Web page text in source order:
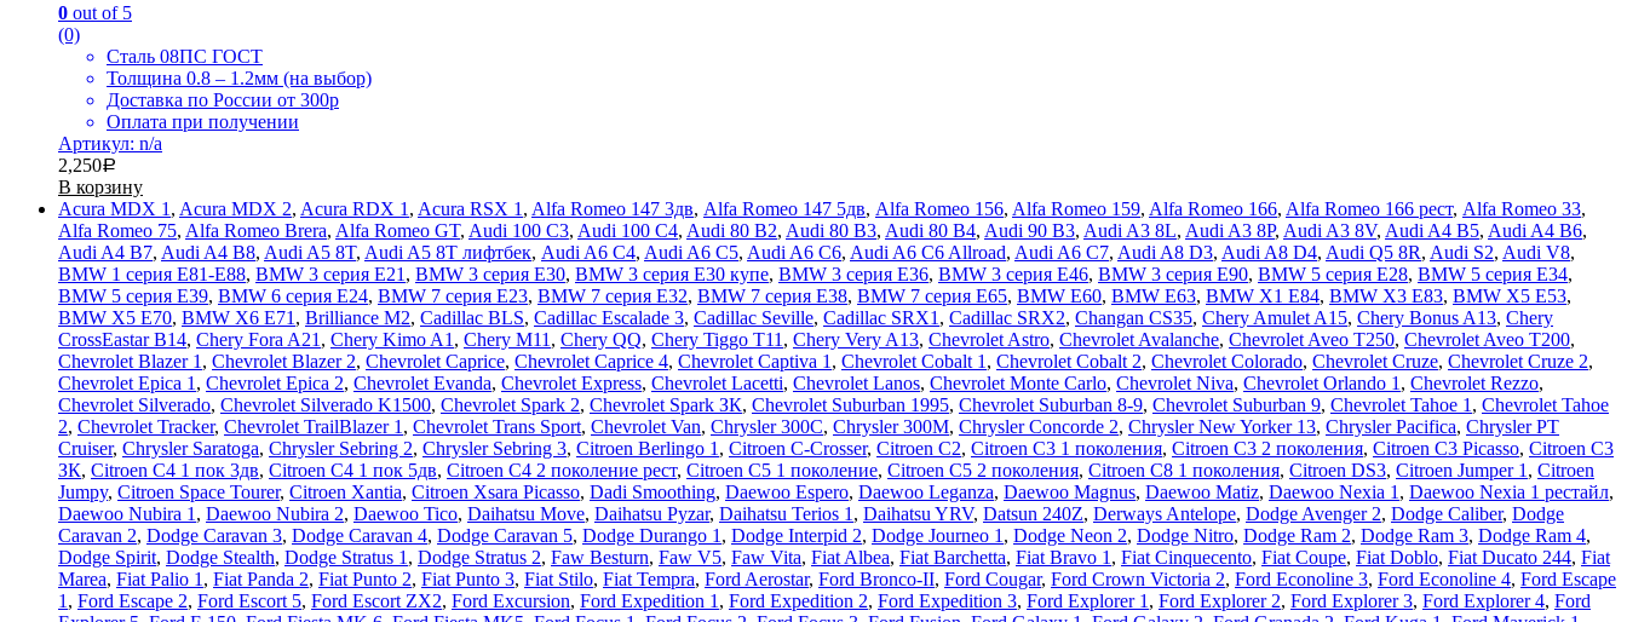
0 out of 5
(0)
Сталь 08ПС ГОСТ
Толщина 0.8 – 1.2мм (на выбор)
Доставка по России от 300р
Оплата при получении
Артикул: n/a
2,250Р
В корзину
Acura MDX 1 , Acura MDX 2, Acura RDX 1 , Acura RSX 1 , Alfa Romeo 147 3дв, Alfa Romeo 147 5дв, Alfa Romeo 156, Alfa Romeo 159, Alfa Romeo 166, Alfa Romeo 166 рест, Alfa Romeo 33,
Alfa Romeo 75, Alfa Romeo Brera, Alfa Romeo GT, Audi 100 C3, Audi 100 C4, Audi 80 B2, Audi 80 B3, Audi 80 B4, Audi 90 B3, Audi A3 8L, Audi A3 8P, Audi A3 8V, Audi A4 B5, Audi A4 B6,
Audi A4 B7, Audi A4 B8, Audi A5 8T, Audi A5 8T лифтбек, Audi A6 C4, Audi A6 C5, Audi A6 C6, Audi A6 C6 Allroad, Audi A6 C7, Audi A8 D3, Audi A8 D4, Audi Q5 8R, Audi S2, Audi V8,
BMW 1 серия E81-E88, BMW 3 серия E21 , BMW 3 серия E30, BMW 3 серия E30 купе, BMW 3 серия E36, BMW 3 серия E46, BMW 3 серия E90, BMW 5 серия E28, BMW 5 серия E34,
BMW 5 серия E39, BMW 6 серия E24, BMW 7 серия E23, BMW 7 серия E32, BMW 7 серия E38, BMW 7 серия E65, BMW E60, BMW E63, BMW X1 E84, BMW X3 E83, BMW X5 E53,
BMW X5 E70, BMW X6 E71 , Brilliance M2, Cadillac BLS, Cadillac Escalade 3, Cadillac Seville, Cadillac SRX1 , Cadillac SRX2, Changan CS35, Chery Amulet A15, Chery Bonus A13, Chery
CrossEastar B14, Chery Fora A21 , Chery Kimo A1 , Chery M11 , Chery QQ, Chery Tiggo T11 , Chery Very A13, Chevrolet Astro, Chevrolet Avalanche, Chevrolet Aveo T250, Chevrolet Aveo Т200,
Chevrolet Blazer 1 , Chevrolet Blazer 2, Chevrolet Caprice, Chevrolet Caprice 4, Chevrolet Captiva 1 , Chevrolet Cobalt 1 , Chevrolet Cobalt 2, Chevrolet Colorado, Chevrolet Cruze, Chevrolet Cruze 2,
Chevrolet Epica 1 , Chevrolet Epica 2, Chevrolet Evanda, Chevrolet Express, Chevrolet Lacetti, Chevrolet Lanos, Chevrolet Monte Carlo, Chevrolet Niva, Chevrolet Orlando 1 , Chevrolet Rezzo,
Chevrolet Silverado, Chevrolet Silverado K1500, Chevrolet Spark 2, Chevrolet Spark ЗК, Chevrolet Suburban 1995, Chevrolet Suburban 8-9, Chevrolet Suburban 9, Chevrolet Tahoe 1 , Chevrolet Tahoe
2, Chevrolet Tracker, Chevrolet TrailBlazer 1 , Chevrolet Trans Sport, Chevrolet Van, Chrysler 300C, Chrysler 300M, Chrysler Concorde 2, Chrysler New Yorker 13, Chrysler Pacifica, Chrysler PT
Cruiser, Chrysler Saratoga, Chrysler Sebring 2, Chrysler Sebring 3, Citroen Berlingo 1 , Citroen C-Crosser, Citroen C2, Citroen C3 1 поколения, Citroen C3 2 поколения, Citroen C3 Picasso, Citroen C3
ЗК, Citroen C4 1 пок 3дв, Citroen C4 1 пок 5дв, Citroen C4 2 поколение рест, Citroen C5 1 поколение, Citroen C5 2 поколения, Citroen C8 1 поколения, Citroen DS3, Citroen Jumper 1 , Citroen
Jumpy, Citroen Space Tourer, Citroen Xantia, Citroen Xsara Picasso, Dadi Smoothing, Daewoo Espero, Daewoo Leganza, Daewoo Magnus, Daewoo Matiz, Daewoo Nexia 1 , Daewoo Nexia 1 рестайл,
Daewoo Nubira 1 , Daewoo Nubira 2, Daewoo Tico, Daihatsu Move, Daihatsu Pyzar, Daihatsu Terios 1 , Daihatsu YRV, Datsun 240Z, Derways Antelope, Dodge Avenger 2, Dodge Caliber, Dodge
Caravan 2, Dodge Caravan 3, Dodge Caravan 4, Dodge Caravan 5, Dodge Durango 1 , Dodge Interpid 2, Dodge Journeo 1 , Dodge Neon 2, Dodge Nitro, Dodge Ram 2, Dodge Ram 3, Dodge Ram 4,
Dodge Spirit, Dodge Stealth, Dodge Stratus 1 , Dodge Stratus 2, Faw Besturn, Faw V5, Faw Vita, Fiat Albea, Fiat Barchetta, Fiat Bravo 1 , Fiat Cinquecento, Fiat Coupe, Fiat Doblo, Fiat Ducato 244, Fiat
Marea, Fiat Palio 1 , Fiat Panda 2, Fiat Punto 2, Fiat Punto 3, Fiat Stilo, Fiat Tempra, Ford Aerostar, Ford Bronco-II, Ford Cougar, Ford Crown Victoria 2, Ford Econoline 3, Ford Econoline 4, Ford Escape
1 , Ford Escape 2, Ford Escort 5, Ford Escort ZX2, Ford Excursion, Ford Expedition 1 , Ford Expedition 2, Ford Expedition 3, Ford Explorer 1 , Ford Explorer 2, Ford Explorer 3, Ford Explorer 4, Ford